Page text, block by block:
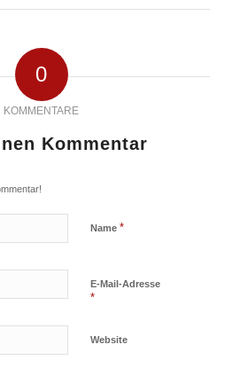
0
KOMMENTARE
Kommentar
Name *
E-Mail-Adresse
*
Website